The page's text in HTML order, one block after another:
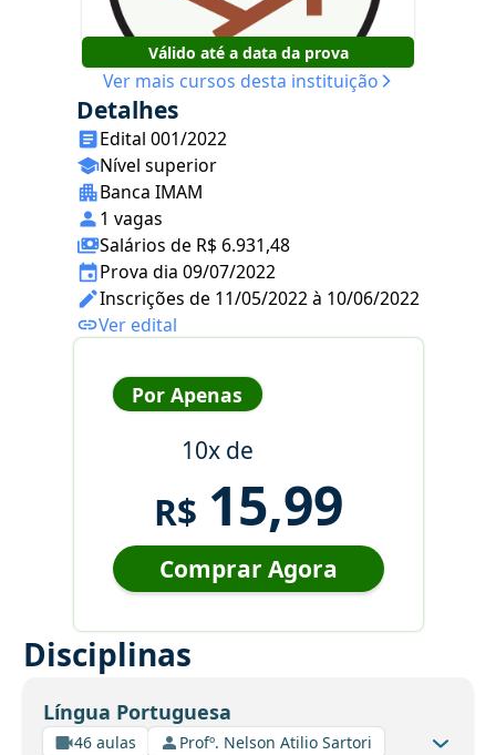
Válido até a data da prova
Ver mais cursos desta instituição
Detalhes
Edital 001/2022
Nível superior
Banca IMAM
1 vagas
Salários de R$ 6.931,48
Prova dia 09/07/2022
Inscrições de 11/05/2022 à 10/06/2022
Ver edital
Por Apenas
10x de
R$ 15,99
Comprar Agora
Disciplinas
Língua Portuguesa
46 aulas
Profº. Nelson Atilio Sartori